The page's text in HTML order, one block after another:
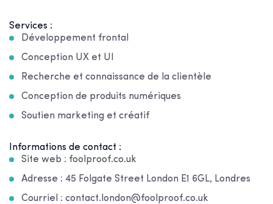
Services :
Développement frontal
Conception UX et UI
Recherche et connaissance de la clientèle
Conception de produits numériques
Soutien marketing et créatif
Informations de contact :
Site web : foolproof.co.uk
Adresse : 45 Folgate Street London E1 6GL, Londres
Courriel : contact.london@foolproof.co.uk